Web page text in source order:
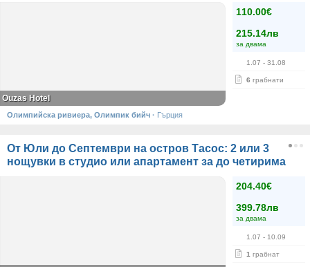
110.00€
215.14лв
за двама
1.07 - 31.08
6 грабнати
Ouzas Hotel
Олимпийска ривиера, Олимпик бийч · Гърция
От Юли до Септември на остров Тасос: 2 или 3
нощувки в студио или апартамент за до четирима
204.40€
399.78лв
за двама
1.07 - 10.09
1 грабнат